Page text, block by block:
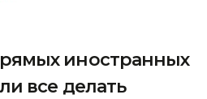
иностранных
все делать